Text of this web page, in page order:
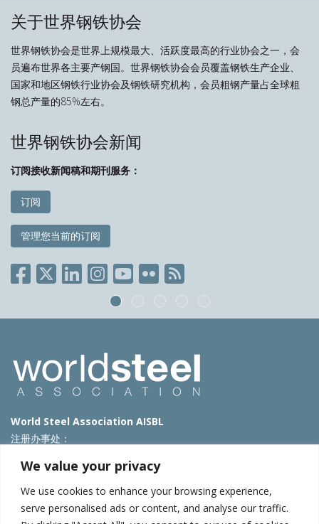
We value your privacy
We use cookies to enhance your browsing experience,
serve personalised ads or content, and analyse our traffic.
关于世界钢铁协会
世界钢铁协会是世界上规模最大、活跃度最高的行业协会之一，会
员遍布世界各主要产钢国。世界钢铁协会会员覆盖钢铁生产企业、
国家和地区钢铁行业协会及钢铁研究机构，会员粗钢产量占全球粗
钢总产量的85%左右。
世界钢铁协会新闻
订阅接收新闻稿和期刊服务：
订阅
管理您当前的订阅
World Steel Association AISBL
注册办事处：
T: +32 2 702 89 00 – E:steel@worldsteel.org